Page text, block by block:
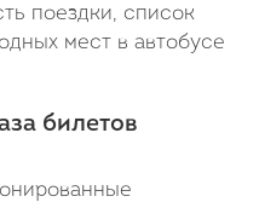
поездки, список
мест в автобусе
билетов